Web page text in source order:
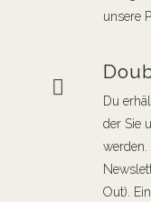
unsere
Du
der Sie
Out).